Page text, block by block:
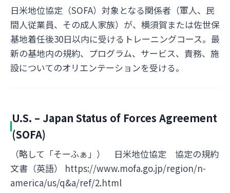
日米地位協定（SOFA）対象となる関係者（軍人、民
間人従業員、その成人家族）が、横須賀または佐世保
基地着任後30日以内に受けるトレーニングコース。最
新の基地内の規約、プログラム、サービス、責務、施
設についてのオリエンテーションを受ける。
U.S. – Japan Status of Forces Agreement
(SOFA)
（略して「そーふぁ」） 日米地位協定 協定の規約
文書（英語） https://www.mofa.go.jp/region/n-
america/us/q&a/ref/2.html